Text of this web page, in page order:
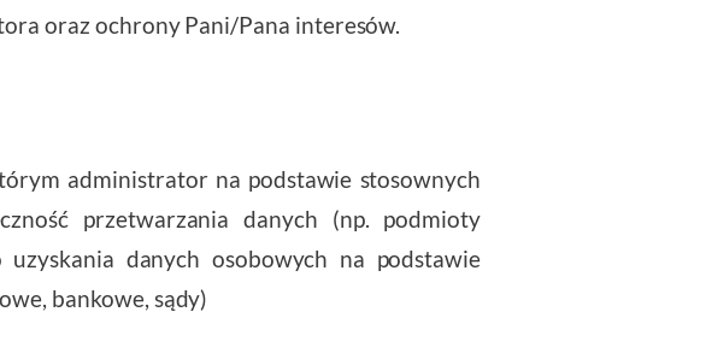
oraz ochrony Pani/Pana interesów.
administrator na podstawie stosownych
przetwarzania danych (np. podmioty
danych osobowych na podstawie
bankowe, sądy)